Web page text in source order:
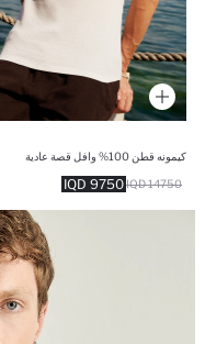
كيمونه قطن 100% وافل قصة عادية
9750 IQD 14750 IQD